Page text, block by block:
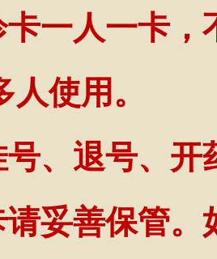
一人一卡
使用。
、退号、开
妥善保管。